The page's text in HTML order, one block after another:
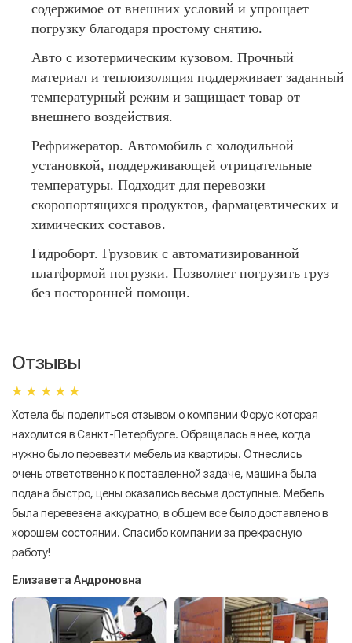
содержимое от внешних условий и упрощает
погрузку благодаря простому снятию.
Авто с изотермическим кузовом. Прочный
материал и теплоизоляция поддерживает заданный
температурный режим и защищает товар от
внешнего воздействия.
Рефрижератор. Автомобиль с холодильной
установкой, поддерживающей отрицательные
температуры. Подходит для перевозки
скоропортящихся продуктов, фармацевтических и
химических составов.
Гидроборт. Грузовик с автоматизированной
платформой погрузки. Позволяет погрузить груз
без посторонней помощи.
Отзывы
Хотела бы поделиться отзывом о компании Форус которая
находится в Санкт-Петербурге. Обращалась в нее, когда
нужно было перевезти мебель из квартиры. Отнеслись
очень ответственно к поставленной задаче, машина была
подана быстро, цены оказались весьма доступные. Мебель
была перевезена аккуратно, в общем все было доставлено в
хорошем состоянии. Спасибо компании за прекрасную
работу!
Елизавета Андроновна